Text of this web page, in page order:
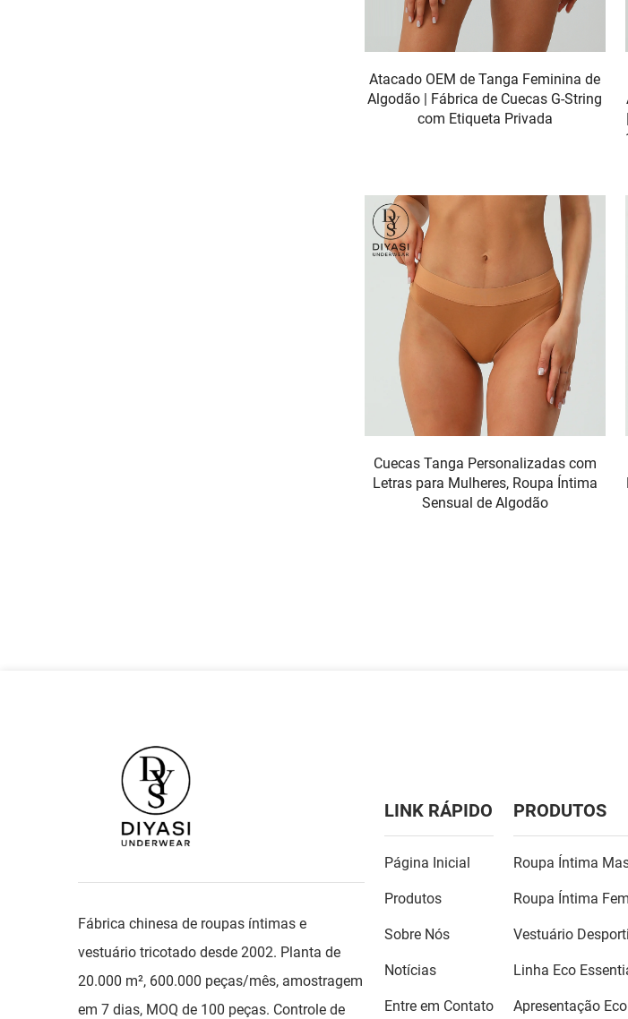
Atacado OEM de Tanga Feminina de
Algodão | Fábrica de Cuecas G-String
com Etiqueta Privada
Cuecas Tanga Personalizadas com
Letras para Mulheres, Roupa Íntima
Sensual de Algodão
Fábrica chinesa de roupas íntimas e
vestuário tricotado desde 2002. Planta de
20.000 m², 600.000 peças/mês, amostragem
em 7 dias, MOQ de 100 peças. Controle de
LINK RÁPIDO
Página Inicial
Produtos
Sobre Nós
Notícias
Entre em Contato
PRODUTOS
Roupa Íntima
Roupa Íntima
Vestuário
Linha Eco
Apresentação